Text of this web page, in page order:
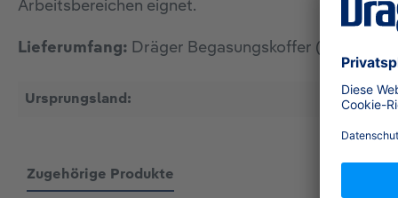
Arbeitsbereichen eignet.
Lieferumfang: Dräger Begasungskoffer (ohne
Ursprungsland: US
Zugehörige Produkte